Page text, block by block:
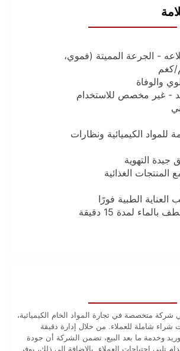
- الجرعة المميتة (فموي،
والوفاة
- غير مخصص للاستخدام
للمواد الكيميائية ونظارات
التهوية
الغذائية
العناية الطبية فورًا
لمدة 15 دقيقة
شركة متخصصة في تجارة المواد الخام الكيميائية،
شراء شاملة للعملاء. من خلال إدارة دقيقة
وخدمة ما بعد البيع، تضمن الشركة أن جودة
تلبي احتياجات العملاء. بالإضافة إلى ذلك، يوفر